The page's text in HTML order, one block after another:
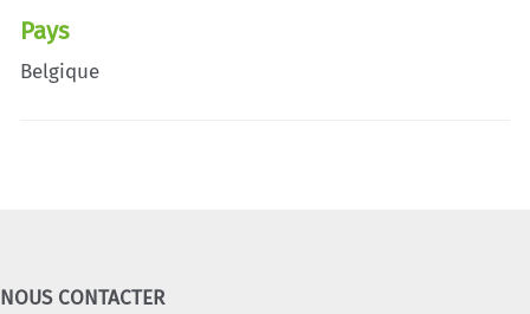
Pays
Belgique
NOUS CONTACTER